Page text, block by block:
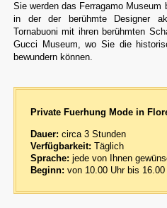
Sie werden das Ferragamo
in der der berühmte Designer
Tornabuoni mit ihren berühmten
Gucci Museum, wo Sie die
bewundern können.
Private Fuerhung Mode in
Dauer: circa 3 Stunden
Verfügbarkeit: Täglich
Sprache: jede von Ihnen
Beginn: von 10.00 Uhr bis 16.00